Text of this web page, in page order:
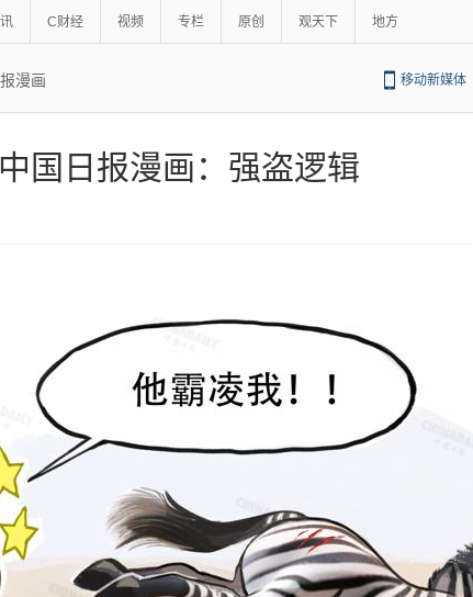
C财经 视频 专栏 原创 观天下 地方
漫画 移动新媒体
中国日报漫画：强盗逻辑